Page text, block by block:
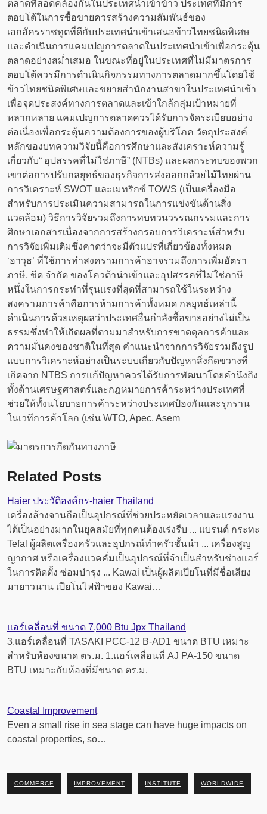
ตลาดที่สอดคล้องกันในประเทศนำเข้าข้าว ประเทศที่มีการ
ตอบโต้ในการซื้อขายควรสร้างความสัมพันธ์ของ
เอกอัครราชทูตที่ดีกับประเทศนำเข้าเสนอข้าวไทยชนิดพิเศษ
และดำเนินการแคมเปญการตลาดในประเทศนำเข้าเพื่อกระตุ้น
ตลาดอย่างสม่ำเสมอ ในขณะที่อยู่ในประเทศที่ไม่มีมาตรการ
ตอบโต้ควรมีการดำเนินกิจกรรมทางการตลาดมากขึ้นโดยใช้
ข้าวไทยชนิดพิเศษและขยายสำนักงานสาขาในประเทศนำเข้า
เพื่อจุดประสงค์ทางการตลาดและเข้าใกล้กลุ่มเป้าหมายที่
หลากหลาย แคมเปญการตลาดควรได้รับการจัดระเบียบอย่าง
ต่อเนื่องเพื่อกระตุ้นความต้องการของผู้บริโภค วัตถุประสงค์
หลักของบทความวิจัยนี้คือการศึกษาและสังเคราะห์ความรู้
เกี่ยวกับ“ อุปสรรคที่ไม่ใช่ภาษี” (NTBs) และผลกระทบของพวก
เขาต่อการปรับกลยุทธ์ของธุรกิจการส่งออกกล้วยไม้ไทยผ่าน
การวิเคราะห์ SWOT และเมทริกซ์ TOWS (เป็นเครื่องมือ
สำหรับการประเมินความสามารถในการแข่งขันด้านสิ่ง
แวดล้อม) วิธีการวิจัยรวมถึงการทบทวนวรรณกรรมและการ
ศึกษาเอกสารเนื่องจากการสร้างกรอบการวิเคราะห์สำหรับ
การวิจัยเพิ่มเติมซึ่งคาดว่าจะมีตัวแปรที่เกี่ยวข้องทั้งหมด
‘อาวุธ’ ที่ใช้การทำสงครามการค้าอาจรวมถึงการเพิ่มอัตรา
ภาษี, ขีด จำกัด ของโควต้านำเข้าและอุปสรรคที่ไม่ใช่ภาษี
หนึ่งในการกระทำที่รุนแรงที่สุดที่สามารถใช้ในระหว่าง
สงครามการค้าคือการห้ามการค้าทั้งหมด กลยุทธ์เหล่านี้
ดำเนินการด้วยเหตุผลว่าประเทศอื่นกำลังซื้อขายอย่างไม่เป็น
ธรรมซึ่งทำให้เกิดผลที่ตามมาสำหรับการขาดดุลการค้าและ
ความมั่นคงของชาติในที่สุด คำแนะนำจากการวิจัยรวมถึงรูป
แบบการวิเคราะห์อย่างเป็นระบบเกี่ยวกับปัญหาสิ่งกีดขวางที่
เกิดจาก NTBS การแก้ปัญหาควรได้รับการพัฒนาโดยคำนึงถึง
ทั้งด้านเศรษฐศาสตร์และกฎหมายการค้าระหว่างประเทศที่
ช่วยให้ทั้งนโยบายการค้าระหว่างประเทศป้องกันและรุกราน
ในเวทีการค้าโลก (เช่น WTO, Apec, Asem
Related Posts
Haier ประวัติองค์กร-haier Thailand
เครื่องล้างจานถือเป็นอุปกรณ์ที่ช่วยประหยัดเวลาและแรงงาน
ได้เป็นอย่างมากในยุคสมัยที่ทุกคนต้องเร่งรีบ ... แบรนด์ กระทะ
Tefal ผู้ผลิตเครื่องครัวและอุปกรณ์ทำครัวชั้นนำ ... เครื่องสูญ
ญากาศ หรือเครื่องแวคคั่มเป็นอุปกรณ์ที่จำเป็นสำหรับช่างแอร์
ในการติดตั้ง ซ่อมบำรุง ... Kawai เป็นผู้ผลิตเปียโนที่มีชื่อเสียง
มายาวนาน เปียโนไฟฟ้าของ Kawai…
แอร์เคลื่อนที่ ขนาด 7,000 Btu Jpx Thailand
3.แอร์เคลื่อนที่ TASAKI PCC-12 B-AD1 ขนาด BTU เหมาะ
สำหรับห้องขนาด ตร.ม. 1.แอร์เคลื่อนที่ AJ PA-150 ขนาด
BTU เหมาะกับห้องที่มีขนาด ตร.ม.
Coastal Improvement
Even a small rise in sea stage can have huge impacts on
coastal properties, so…
COMMERCE IMPROVEMENT INSTITUTE WORLDWIDE